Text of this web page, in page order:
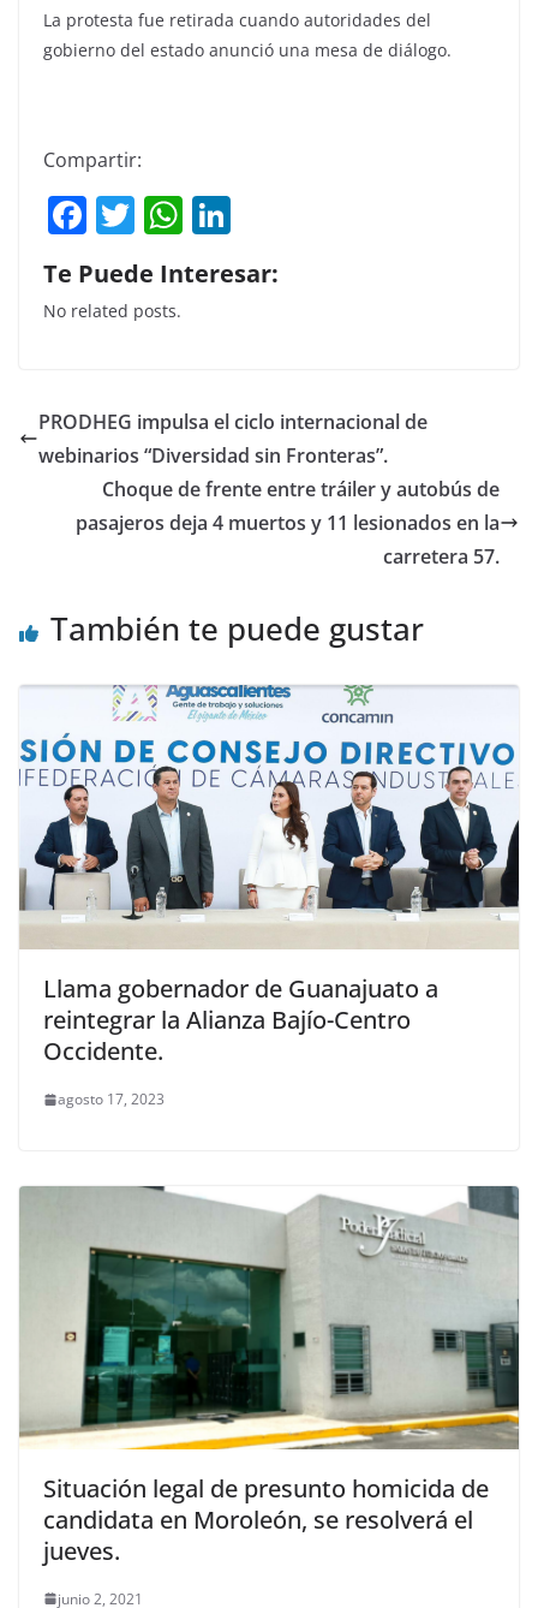
La protesta fue retirada cuando autoridades del
gobierno del estado anunció una mesa de diálogo.
Compartir:
F
a
c
e
o
o
k
T
w
itt
er
W
h
at
p
p
k
n
Te Puede Interesar:
No related posts.
PRODHEG impulsa el ciclo internacional de
webinarios “Diversidad sin Fronteras”.
Choque de frente entre tráiler y autobús de
pasajeros deja 4 muertos y 11 lesionados en la
carretera 57.
También te puede gustar
Llama gobernador de Guanajuato a
reintegrar la Alianza Bajío-Centro
Occidente.
agosto 17, 2023
Situación legal de presunto homicida de
candidata en Moroleón, se resolverá el
jueves.
junio 2, 2021